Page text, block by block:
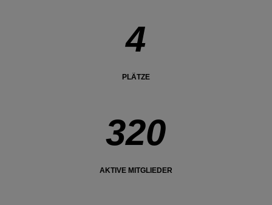
4
PLÄTZE
320
AKTIVE MITGLIEDER